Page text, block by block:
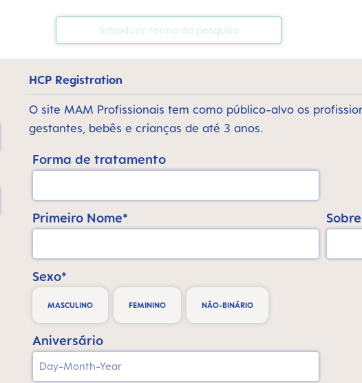
HCP Registration
O site MAM Profissionais tem como público-alvo os
gestantes, bebês e crianças de até 3 anos.
Forma de tratamento
Primeiro Nome*
Sexo*
MASCULINO FEMININO NÃO-BINÁRIO
Aniversário